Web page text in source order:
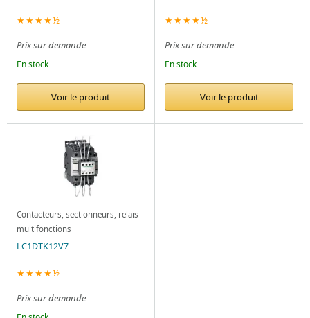
★★★★½
Prix sur demande
En stock
Voir le produit
★★★★½
Prix sur demande
En stock
Voir le produit
Contacteurs, sectionneurs, relais
multifonctions
LC1DTK12V7
★★★★½
Prix sur demande